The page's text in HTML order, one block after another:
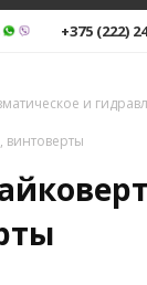
+375 (222)
и
винтоверты